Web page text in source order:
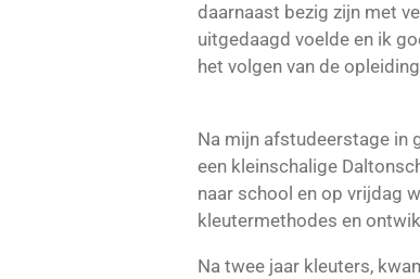
daarnaast bezig zijn met
uitgedaagd voelde en ik
het volgen van de
Na mijn afstudeerstage in
een kleinschalige
naar school en op vrijdag
kleutermethodes en
Na twee jaar kleuters,